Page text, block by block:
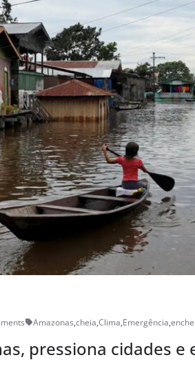
Amazonas,cheia,Clima,Emergência,
pressiona cidades e